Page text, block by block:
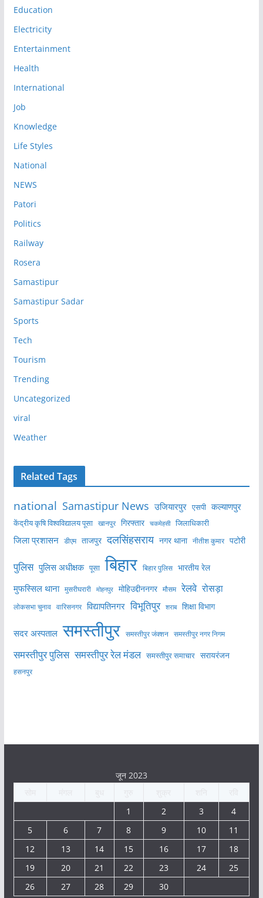
Education
Electricity
Entertainment
Health
International
Job
Knowledge
Life Styles
National
NEWS
Patori
Politics
Railway
Rosera
Samastipur
Samastipur Sadar
Sports
Tech
Tourism
Trending
Uncategorized
viral
Weather
Related Tags
national Samastipur News उजियारपुर एसपी कल्याणपुर
केंद्रीय कृषि विश्वविद्यालय पूसा खानपुर गिरफ्तार चकमेहसी जिलाधिकारी
जिला प्रशासन डीएम ताजपुर दलसिंहसराय नगर थाना नीतीश कुमार पटोरी
पुलिस पुलिस अधीक्षक पूसा बिहार बिहार पुलिस भारतीय रेल
मुफस्सिल थाना मुसरीघरारी मोहनपुर मोहिउद्दीननगर मौसम रेलवे रोसड़ा
लोकसभा चुनाव वारिसनगर विद्यापतिनगर विभूतिपुर शराब शिक्षा विभाग
सदर अस्पताल समस्तीपुर समस्तीपुर जंक्शन समस्तीपुर नगर निगम
समस्तीपुर पुलिस समस्तीपुर रेल मंडल समस्तीपुर समाचार सरायरंजन
हसनपुर
जून 2023
1
2 3
4
5
6 7 8 9 10
11
12
13 14 15 16 17
18
19
20 21 22 23 24
25
26
27 28 29 30